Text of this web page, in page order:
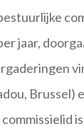
jaar,
Brussel)